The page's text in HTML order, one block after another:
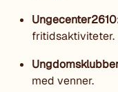
fritidsaktiviteter.
med venner.